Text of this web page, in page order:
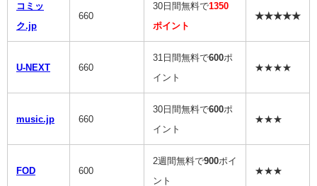
コミッ
ク.jp
660
30日間無料で1350
ポイント
★★★★★
U-NEXT 660
31日間無料で600ポ
イント
★★★★
music.jp 660
30日間無料で600ポ
イント
★★★
FOD 600
2週間無料で900ポイ
ント
★★★